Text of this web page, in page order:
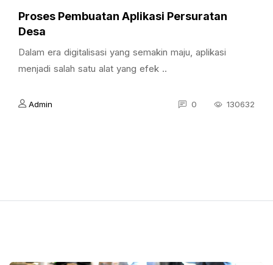
Proses Pembuatan Aplikasi Persuratan
Desa
Dalam era digitalisasi yang semakin maju, aplikasi
menjadi salah satu alat yang efek ..
Admin 0 130632